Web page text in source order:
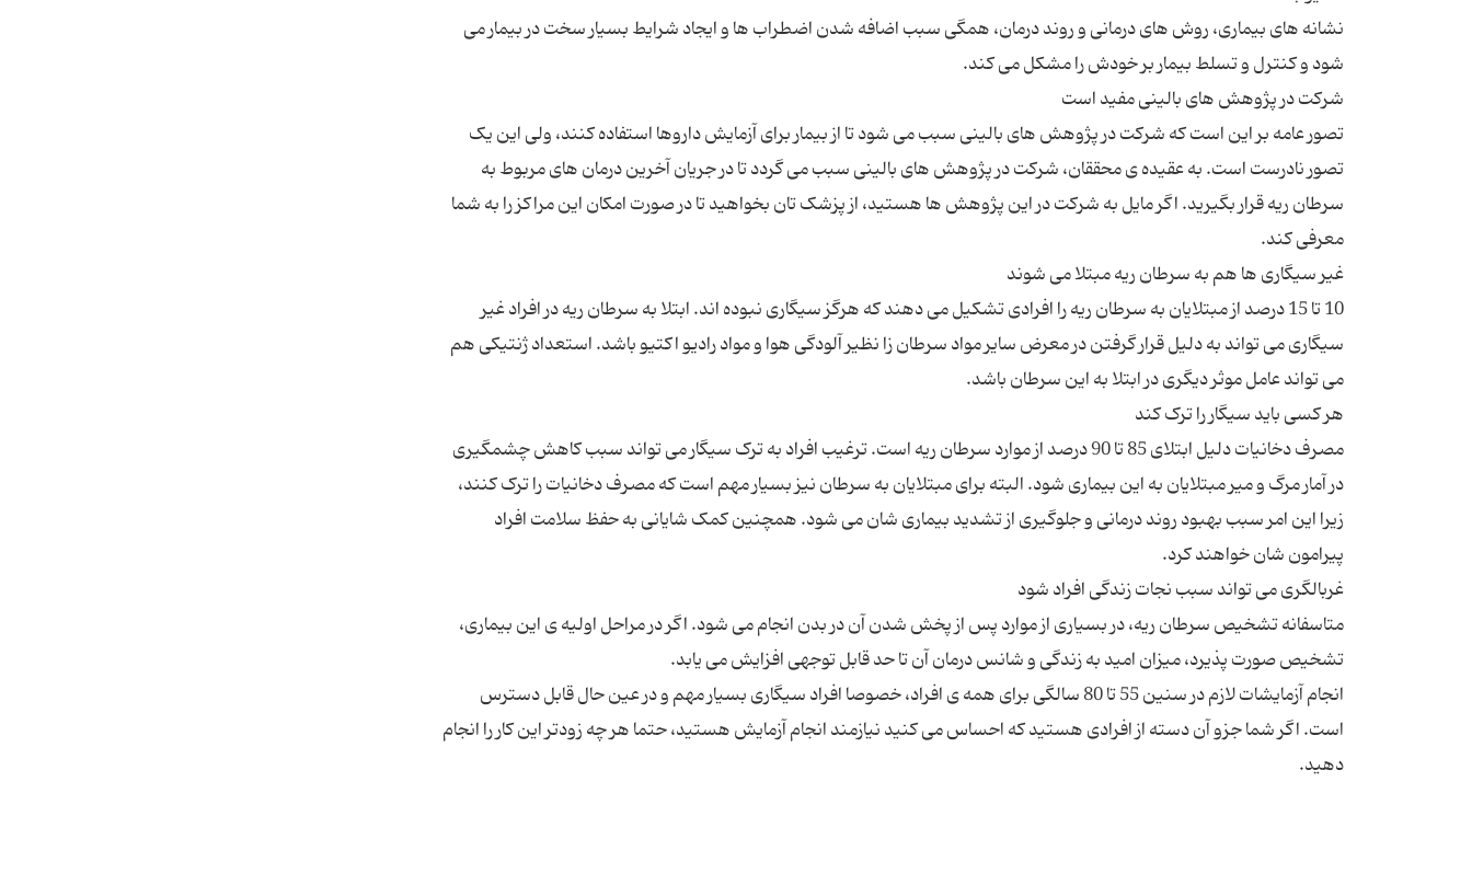
نشانه های بیماری، روش های درمانی و روند درمان، همگی سبب اضافه شدن اضطراب ها و ایجاد شرایط بسیار سخت در بیمار می
تصور عامه بر این است که شرکت در پژوهش های بالینی سبب می شود تا از بیمار برای آزمایش داروها استفاده کنند، ولی این یک
تصور نادرست است. به عقیده ی محققان، شرکت در پژوهش های بالینی سبب می گردد تا در جریان آخرین درمان های مربوط به
سرطان ریه قرار بگیرید. اگر مایل به شرکت در این پژوهش ها هستید، از پزشک تان بخواهید تا در صورت امکان این مراکز را به شما
10 تا 15 درصد از مبتلایان به سرطان ریه را افرادی تشکیل می دهند که هرگز سیگاری نبوده اند. ابتلا به سرطان ریه در افراد غیر
سیگاری می تواند به دلیل قرار گرفتن در معرض سایر مواد سرطان زا نظیر آلودگی هوا و مواد رادیو اکتیو باشد. استعداد ژنتیکی هم
مصرف دخانیات دلیل ابتلای 85 تا 90 درصد از موارد سرطان ریه است. ترغیب افراد به ترک سیگار می تواند سبب کاهش چشمگیری
در آمار مرگ و میر مبتلایان به این بیماری شود. البته برای مبتلایان به سرطان نیز بسیار مهم است که مصرف دخانیات را ترک کنند،
زیرا این امر سبب بهبود روند درمانی و جلوگیری از تشدید بیماری شان می شود. همچنین کمک شایانی به حفظ سلامت افراد
متاسفانه تشخیص سرطان ریه، در بسیاری از موارد پس از پخش شدن آن در بدن انجام می شود. اگر در مراحل اولیه ی این بیماری،
انجام آزمایشات لازم در سنین 55 تا 80 سالگی برای همه ی افراد، خصوصا افراد سیگاری بسیار مهم و در عین حال قابل دسترس
است. اگر شما جزو آن دسته از افرادی هستید که احساس می کنید نیازمند انجام آزمایش هستید، حتما هر چه زودتر این کار را انجام